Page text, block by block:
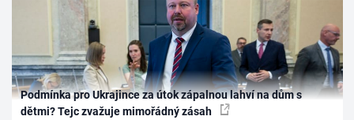
Podmínka pro Ukrajince za útok zápalnou lahví na dům s
dětmi? Tejc zvažuje mimořádný zásah